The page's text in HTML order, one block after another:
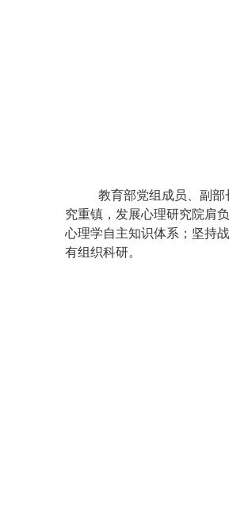
教育部党组成员、副
究重镇，发展心理研究院肩
心理学自主知识体系；坚持
有组织科研。